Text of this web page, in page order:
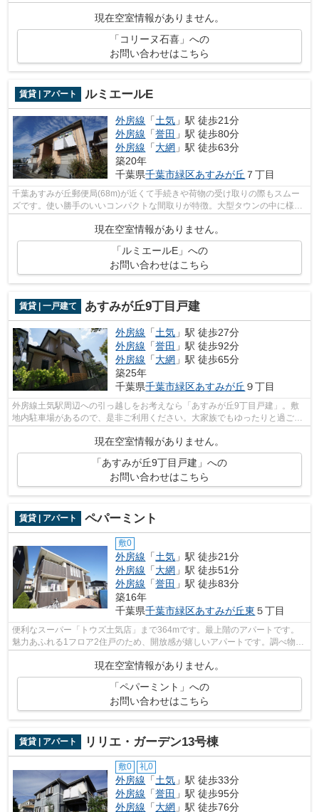
内にごみ置き場があります。【自走式...
現在空室情報がありません。
「コリーヌ石喜」への
お問い合わせはこちら
賃貸 | アパート ルミエールE
外房線 「土気 」駅 徒歩21分
外房線 「誉田 」駅 徒歩80分
外房線 「大網 」駅 徒歩63分
築20年
千葉県千葉市緑区あすみが丘 ７丁目
千葉あすみが丘郵便局(68m)が近くて手続きや荷物の受け取りの際もスムー
ズです。使い勝手のいいコンパクトな間取りが特徴。大型タウンの中に様々
現在空室情報がありません。
「ルミエールE」への
お問い合わせはこちら
賃貸 | 一戸建て あすみが丘9丁目戸建
外房線 「土気 」駅 徒歩27分
外房線 「誉田 」駅 徒歩92分
外房線 「大網 」駅 徒歩65分
築25年
千葉県千葉市緑区あすみが丘 ９丁目
外房線土気駅周辺への引っ越しをお考えなら「あすみが丘9丁目戸建」。敷
地内駐車場があるので、是非ご利用ください。大家族でもゆったりと過ごせ
現在空室情報がありません。
「あすみが丘9丁目戸建」への
お問い合わせはこちら
賃貸 | アパート ペパーミント
敷0
外房線 「土気 」駅 徒歩21分
外房線 「大網 」駅 徒歩51分
外房線 「誉田 」駅 徒歩83分
築16年
千葉県千葉市緑区あすみが丘東 ５丁目
便利なスーパー「トウズ土気店」まで364mです。最上階のアパートです。
魅力あふれる1フロア2住戸のため、開放感が嬉しいアパートです。調べ物ラ
クラク、光回線で早い通信速度でパソコ...
現在空室情報がありません。
「ペパーミント」への
お問い合わせはこちら
賃貸 | アパート リリエ・ガーデン13号棟
敷0 礼0
外房線 「土気 」駅 徒歩33分
外房線 「誉田 」駅 徒歩95分
外房線 「大網 」駅 徒歩76分